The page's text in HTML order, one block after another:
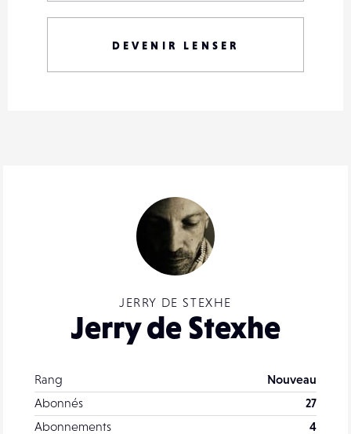
JERRY DE STEXHE
Jerry de Stexhe
Rang
Nouveau
Abonnés
27
Abonnements
4
DEVENIR LENSER